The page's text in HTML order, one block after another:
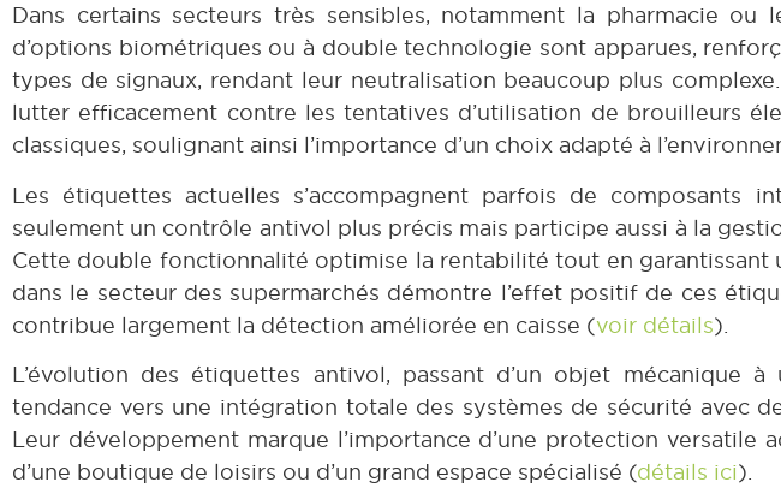
Dans certains secteurs très sensibles, notamment la pharmacie ou
d’options biométriques ou à double technologie sont apparues,
types de signaux, rendant leur neutralisation beaucoup plus
lutter efficacement contre les tentatives d’utilisation de brouilleurs
classiques, soulignant ainsi l’importance d’un choix adapté à
Les étiquettes actuelles s’accompagnent parfois de composants
seulement un contrôle antivol plus précis mais participe aussi à la
Cette double fonctionnalité optimise la rentabilité tout en
dans le secteur des supermarchés démontre l’effet positif de ces
contribue largement la détection améliorée en caisse (voir détails).
L’évolution des étiquettes antivol, passant d’un objet mécanique
tendance vers une intégration totale des systèmes de sécurité avec
Leur développement marque l’importance d’une protection versatile
d’une boutique de loisirs ou d’un grand espace spécialisé (détails ici).